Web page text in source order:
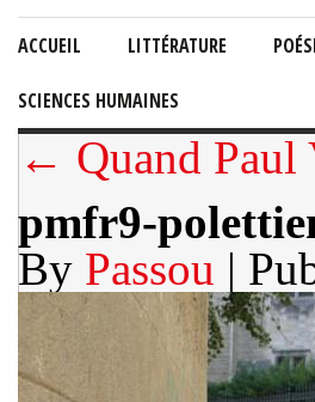
ACCUEIL LITTÉRATURE
SCIENCES HUMAINES
← Quand Paul
pmfr9-
By Passou |